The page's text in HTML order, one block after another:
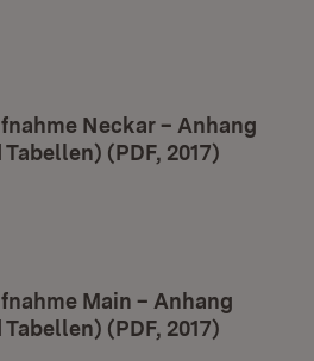
Neckar – Anhang
(PDF, 2017)
Main – Anhang
(PDF, 2017)